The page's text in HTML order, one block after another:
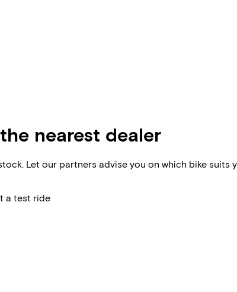
nearest dealer
Let our partners advise you on which bike
a test ride